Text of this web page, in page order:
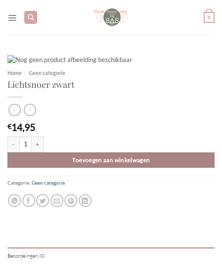
naar
0
Home / Geen categorie
Lichtsnoer zwart
€14,95
Lichtsnoer zwart aantal
Toevoegen aan winkelwagen
Categorie: Geen categorie
Beoordelingen (0)